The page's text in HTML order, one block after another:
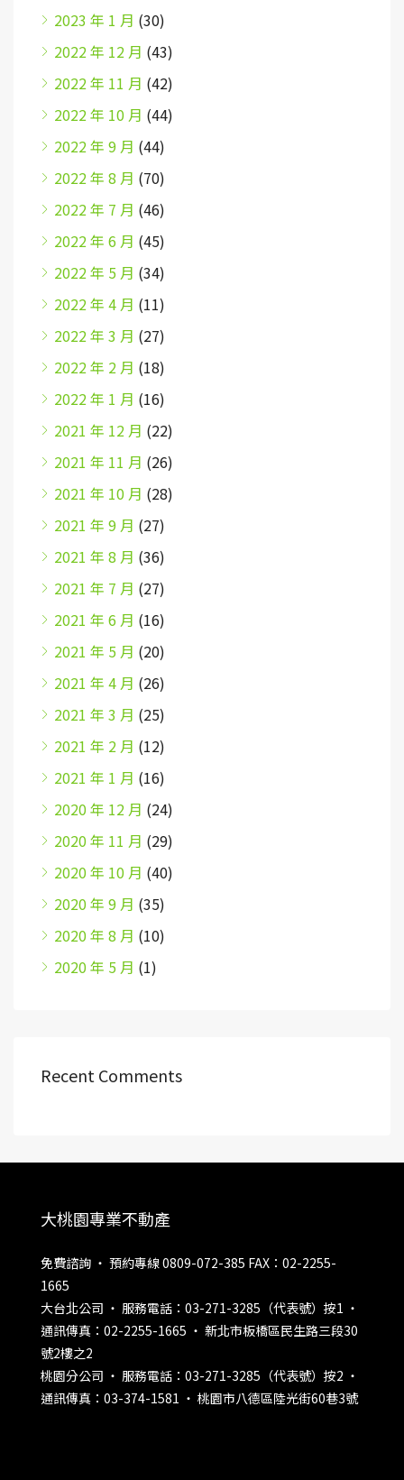
2023 年 1 月 (30)
2022 年 12 月 (43)
2022 年 11 月 (42)
2022 年 10 月 (44)
2022 年 9 月 (44)
2022 年 8 月 (70)
2022 年 7 月 (46)
2022 年 6 月 (45)
2022 年 5 月 (34)
2022 年 4 月 (11)
2022 年 3 月 (27)
2022 年 2 月 (18)
2022 年 1 月 (16)
2021 年 12 月 (22)
2021 年 11 月 (26)
2021 年 10 月 (28)
2021 年 9 月 (27)
2021 年 8 月 (36)
2021 年 7 月 (27)
2021 年 6 月 (16)
2021 年 5 月 (20)
2021 年 4 月 (26)
2021 年 3 月 (25)
2021 年 2 月 (12)
2021 年 1 月 (16)
2020 年 12 月 (24)
2020 年 11 月 (29)
2020 年 10 月 (40)
2020 年 9 月 (35)
2020 年 8 月 (10)
2020 年 5 月 (1)
Recent Comments
大桃園專業不動產
免費諮詢 ‧ 預約專線 0809-072-385 FAX：02-2255-
1665
大台北公司 ‧ 服務電話：03-271-3285（代表號）按1 ‧
通訊傳真：02-2255-1665 ‧ 新北市板橋區民生路三段30
號2樓之2
桃園分公司 ‧ 服務電話：03-271-3285（代表號）按2 ‧
通訊傳真：03-374-1581 ‧ 桃園市八德區陸光街60巷3號